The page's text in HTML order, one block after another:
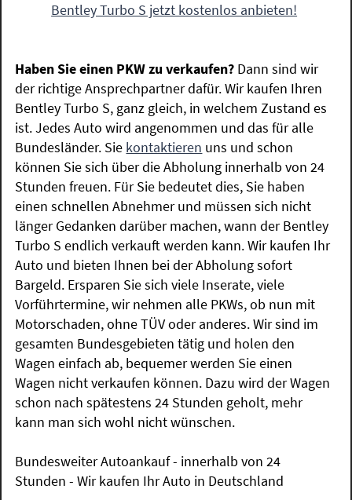
Bentley Turbo S jetzt kostenlos anbieten!
Haben Sie einen PKW zu verkaufen? Dann sind wir
der richtige Ansprechpartner dafür. Wir kaufen Ihren
Bentley Turbo S, ganz gleich, in welchem Zustand es
ist. Jedes Auto wird angenommen und das für alle
Bundesländer. Sie kontaktieren uns und schon
können Sie sich über die Abholung innerhalb von 24
Stunden freuen. Für Sie bedeutet dies, Sie haben
einen schnellen Abnehmer und müssen sich nicht
länger Gedanken darüber machen, wann der Bentley
Turbo S endlich verkauft werden kann. Wir kaufen Ihr
Auto und bieten Ihnen bei der Abholung sofort
Bargeld. Ersparen Sie sich viele Inserate, viele
Vorführtermine, wir nehmen alle PKWs, ob nun mit
Motorschaden, ohne TÜV oder anderes. Wir sind im
gesamten Bundesgebieten tätig und holen den
Wagen einfach ab, bequemer werden Sie einen
Wagen nicht verkaufen können. Dazu wird der Wagen
schon nach spätestens 24 Stunden geholt, mehr
kann man sich wohl nicht wünschen.
Bundesweiter Autoankauf - innerhalb von 24
Stunden - Wir kaufen Ihr Auto in Deutschland